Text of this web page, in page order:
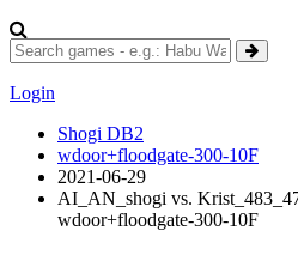
Login
Shogi DB2
wdoor+floodgate-300-10F
2021-06-29
AI_AN_shogi vs.
wdoor+floodgate-300-10F